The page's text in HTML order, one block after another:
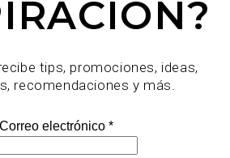
tips, promociones, ideas,
recomendaciones y más.